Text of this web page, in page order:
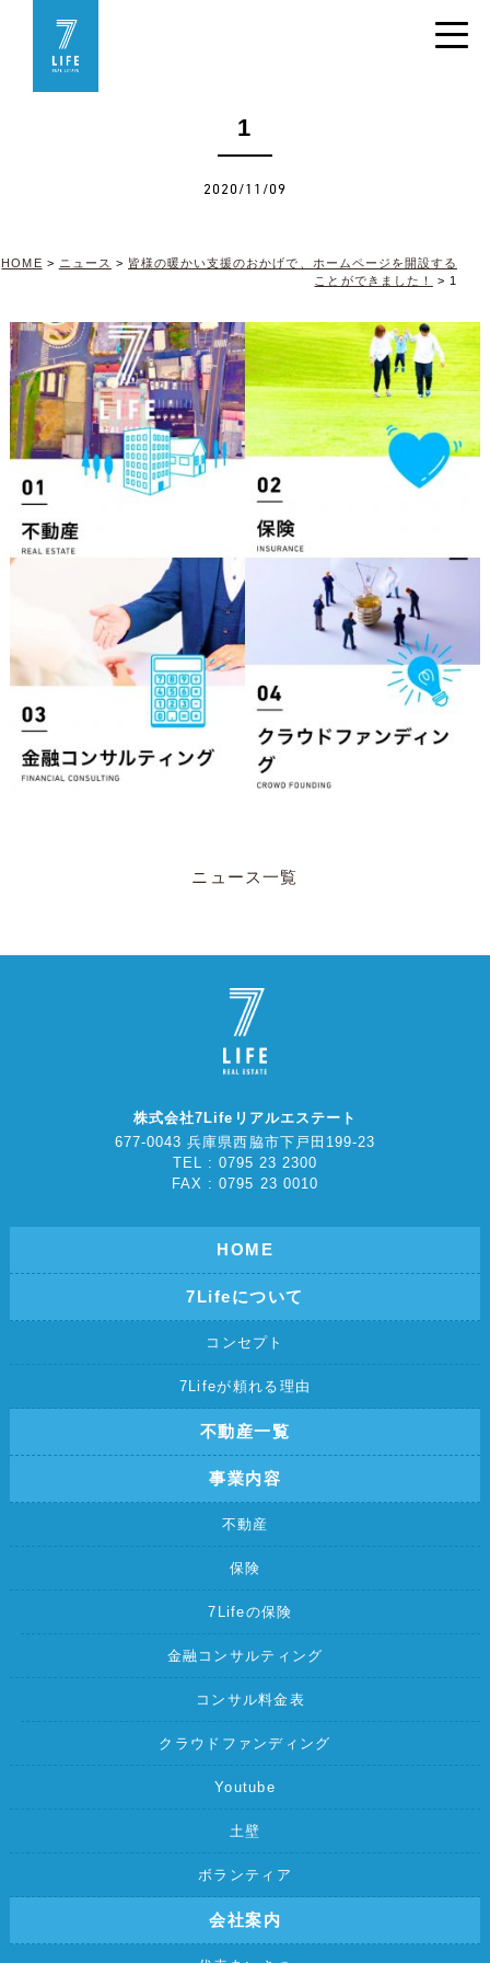
1
2020/11/09
HOME > ニュース > 皆様の暖かい支援のおかげで、ホームページを開設する
ことができました！
> 1
ニュース一覧
株式会社7Lifeリアルエステート
677-0043 兵庫県西脇市下戸田199-23
TEL : 0795 23 2300
FAX : 0795 23 0010
HOME
7Lifeについて
コンセプト
7Lifeが頼れる理由
不動産一覧
事業内容
不動産
保険
7Lifeの保険
金融コンサルティング
コンサル料金表
クラウドファンディング
Youtube
土壁
ボランティア
会社案内